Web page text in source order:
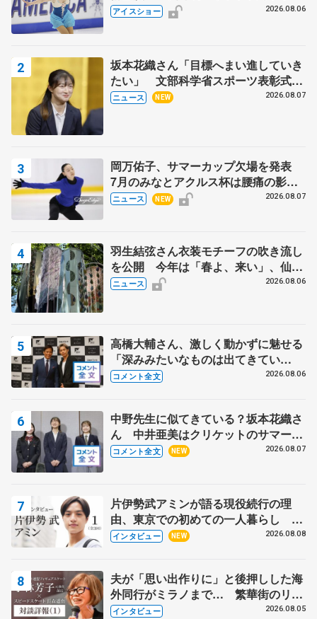
ス」 宮本賢二さん、有川梨絵さん、
アイスショー 2026.08.06
坂本花織さん「目標へまい進していき
たい」 文部科学省スポーツ表彰式で
代表謝辞
ニュース NEW 2026.08.07
岡万佑子、サマーカップ欠場を発表
7月のみなとアクルス杯は腰痛の影響
で
ニュース NEW 2026.08.07
羽生結弦さん衣装モチーフの吹き流し
を公開 今年は「春よ、来い」、仙台
の瑞鳳殿
ニュース 2026.08.06
高橋大輔さん、激しく動かずに魅せる
「深みみたいなものは出てきてい
る？」 〝兄さん〟と慕うレジェンド
コメント全文 2026.08.06
中野先生に似てきている？坂本花織さ
ん 中井亜美はクリケットのサマーキ
ャンプに 島田麻央はたくさん試合に
コメント全文 NEW 2026.08.07
片伊勢武アミンが語る現役続行の理
由、東京での初めての一人暮らし 注
目スケーターの「今」に迫る
インタビュー NEW 2026.08.08
夫が「思い出作りに」と後押しした海
外同行がミラノまで… 繁華街のリン
クでは不良のお兄さんも味方に 小林
インタビュー 2026.08.05